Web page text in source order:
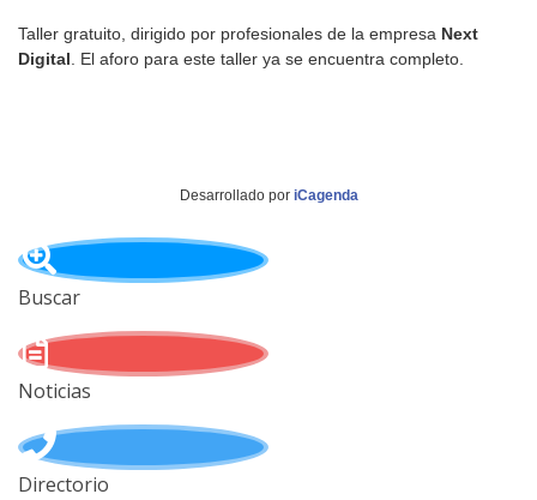
Taller gratuito, dirigido por profesionales de la empresa Next
Digital. El aforo para este taller ya se encuentra completo.
Desarrollado por iCagenda
Buscar
Noticias
Directorio